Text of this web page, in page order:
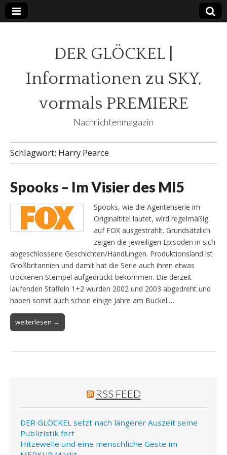
DER GLÖCKEL |
Informationen zu SKY,
vormals PREMIERE
Nachrichtenmagazin
Schlagwort: Harry Pearce
Spooks – Im Visier des MI5
Spooks, wie die Agentenserie im
Originaltitel lautet, wird regelmäßig
auf FOX ausgestrahlt. Grundsätzlich
zeigen die jeweiligen Episoden in sich
abgeschlossene Geschichten/Handlungen. Produktionsland ist
Großbritannien und damit hat die Serie auch ihren etwas
trockenen Stempel aufgedrückt bekommen. Die derzeit
laufenden Staffeln 1+2 wurden 2002 und 2003 abgedreht und
haben somit auch schon einige Jahre am Buckel.…
weiterlesen →
RSS FEED
DER GLÖCKEL setzt nach längerer Auszeit seine
Publizistik fort
Hitzewelle und eine menschliche Geste im